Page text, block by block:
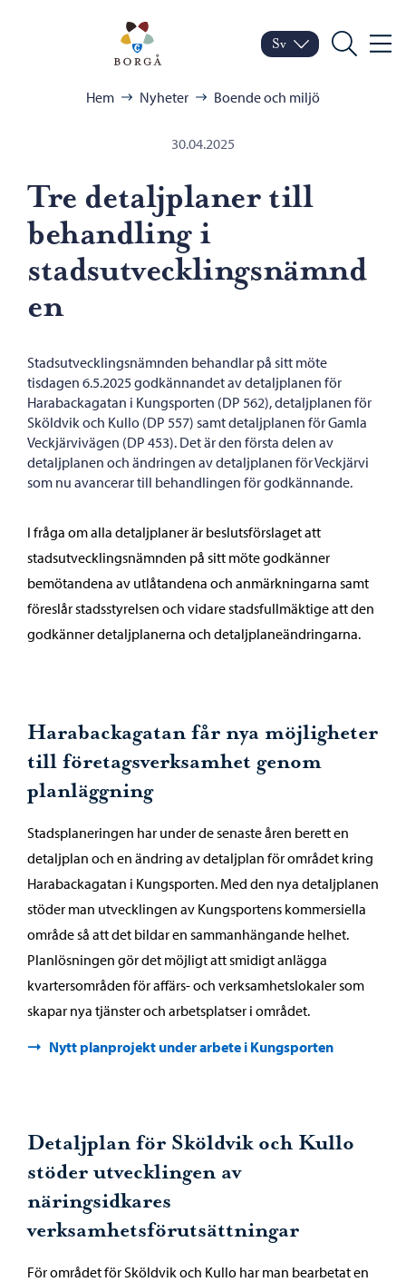
Porvoo – Gå till
Byt språk
Nuvarande språk:
Sv
Sök Meny
Hem Nyheter Boende och miljö
30.04.2025
Tre detaljplaner till
behandling i
stadsutvecklingsnämnd
en
Stadsutvecklingsnämnden behandlar på sitt möte
tisdagen 6.5.2025 godkännandet av detaljplanen för
Harabackagatan i Kungsporten (DP 562), detaljplanen för
Sköldvik och Kullo (DP 557) samt detaljplanen för Gamla
Veckjärvivägen (DP 453). Det är den första delen av
detaljplanen och ändringen av detaljplanen för Veckjärvi
som nu avancerar till behandlingen för godkännande.
I fråga om alla detaljplaner är beslutsförslaget att
stadsutvecklingsnämnden på sitt möte godkänner
bemötandena av utlåtandena och anmärkningarna samt
föreslår stadsstyrelsen och vidare stadsfullmäktige att den
godkänner detaljplanerna och detaljplaneändringarna.
Harabackagatan får nya möjligheter
till företagsverksamhet genom
planläggning
Stadsplaneringen har under de senaste åren berett en
detaljplan och en ändring av detaljplan för området kring
Harabackagatan i Kungsporten. Med den nya detaljplanen
stöder man utvecklingen av Kungsportens kommersiella
område så att det bildar en sammanhängande helhet.
Planlösningen gör det möjligt att smidigt anlägga
kvartersområden för affärs- och verksamhetslokaler som
skapar nya tjänster och arbetsplatser i området.
Nytt planprojekt under arbete i Kungsporten
Detaljplan för Sköldvik och Kullo
stöder utvecklingen av
näringsidkares
verksamhetsförutsättningar
För området för Sköldvik och Kullo har man bearbetat en